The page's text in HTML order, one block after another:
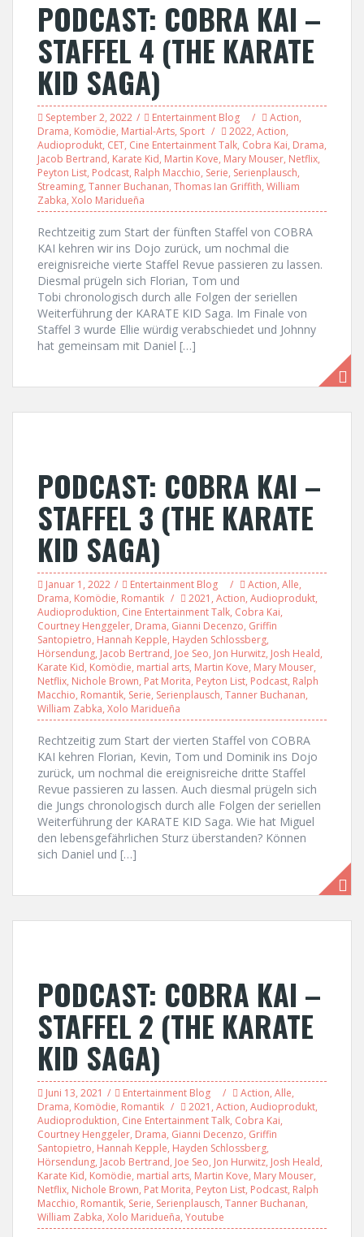
PODCAST: COBRA KAI –
STAFFEL 4 (THE KARATE
KID SAGA)
September 2, 2022 Entertainment Blog Action,
Drama, Komödie, Martial-Arts, Sport 2022, Action,
Audioprodukt, CET, Cine Entertainment Talk, Cobra Kai, Drama,
Jacob Bertrand, Karate Kid, Martin Kove, Mary Mouser, Netflix,
Peyton List, Podcast, Ralph Macchio, Serie, Serienplausch,
Streaming, Tanner Buchanan, Thomas Ian Griffith, William
Zabka, Xolo Maridueña
Rechtzeitig zum Start der fünften Staffel von COBRA
KAI kehren wir ins Dojo zurück, um nochmal die
ereignisreiche vierte Staffel Revue passieren zu lassen.
Diesmal prügeln sich Florian, Tom und
Tobi chronologisch durch alle Folgen der seriellen
Weiterführung der KARATE KID Saga. Im Finale von
Staffel 3 wurde Ellie würdig verabschiedet und Johnny
hat gemeinsam mit Daniel […]
PODCAST: COBRA KAI –
STAFFEL 3 (THE KARATE
KID SAGA)
Januar 1, 2022 Entertainment Blog Action, Alle,
Drama, Komödie, Romantik 2021 , Action, Audioprodukt,
Audioproduktion, Cine Entertainment Talk, Cobra Kai,
Courtney Henggeler, Drama, Gianni Decenzo, Griffin
Santopietro, Hannah Kepple, Hayden Schlossberg,
Hörsendung, Jacob Bertrand, Joe Seo, Jon Hurwitz, Josh Heald,
Karate Kid, Komödie, martial arts, Martin Kove, Mary Mouser,
Netflix, Nichole Brown, Pat Morita, Peyton List, Podcast, Ralph
Macchio, Romantik, Serie, Serienplausch, Tanner Buchanan,
William Zabka, Xolo Maridueña
Rechtzeitig zum Start der vierten Staffel von COBRA
KAI kehren Florian, Kevin, Tom und Dominik ins Dojo
zurück, um nochmal die ereignisreiche dritte Staffel
Revue passieren zu lassen. Auch diesmal prügeln sich
die Jungs chronologisch durch alle Folgen der seriellen
Weiterführung der KARATE KID Saga. Wie hat Miguel
den lebensgefährlichen Sturz überstanden? Können
sich Daniel und […]
PODCAST: COBRA KAI –
STAFFEL 2 (THE KARATE
KID SAGA)
Juni 13, 2021 Entertainment Blog Action, Alle,
Drama, Komödie, Romantik 2021 , Action, Audioprodukt,
Audioproduktion, Cine Entertainment Talk, Cobra Kai,
Courtney Henggeler, Drama, Gianni Decenzo, Griffin
Santopietro, Hannah Kepple, Hayden Schlossberg,
Hörsendung, Jacob Bertrand, Joe Seo, Jon Hurwitz, Josh Heald,
Karate Kid, Komödie, martial arts, Martin Kove, Mary Mouser,
Netflix, Nichole Brown, Pat Morita, Peyton List, Podcast, Ralph
Macchio, Romantik, Serie, Serienplausch, Tanner Buchanan,
William Zabka, Xolo Maridueña, Youtube